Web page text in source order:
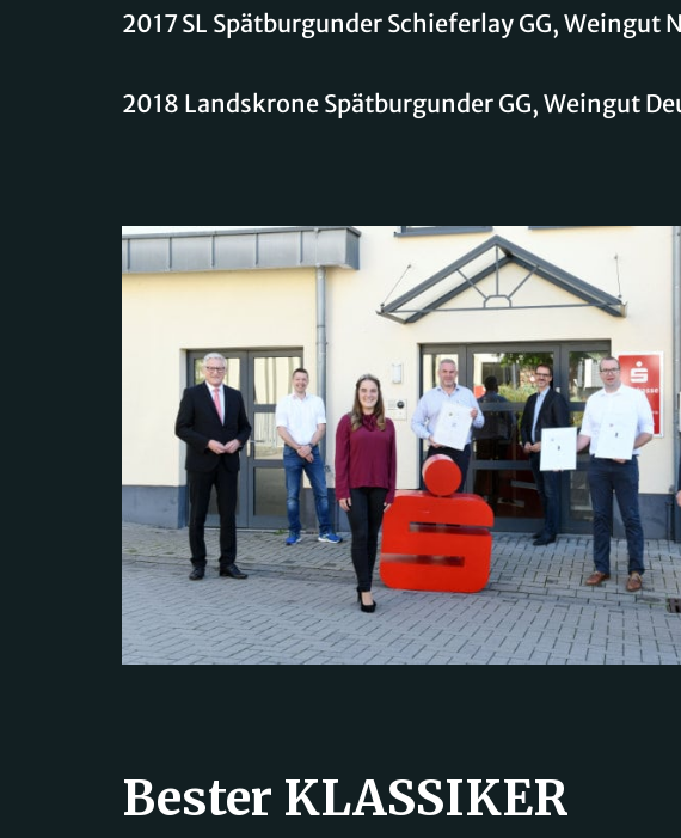
2017 SL Spätburgunder Schieferlay GG, Weingut
2018 Landskrone Spätburgunder GG, Weingut
Bester KLASSIKER